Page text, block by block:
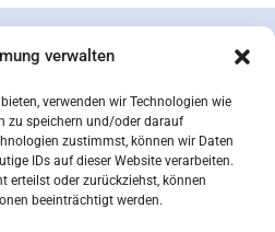
verwalten
verwenden wir Technologien wie
zu speichern und/oder darauf
zustimmst, können wir Daten
IDs auf dieser Website verarbeiten.
erteilst oder zurückziehst, können
beeinträchtigt werden.